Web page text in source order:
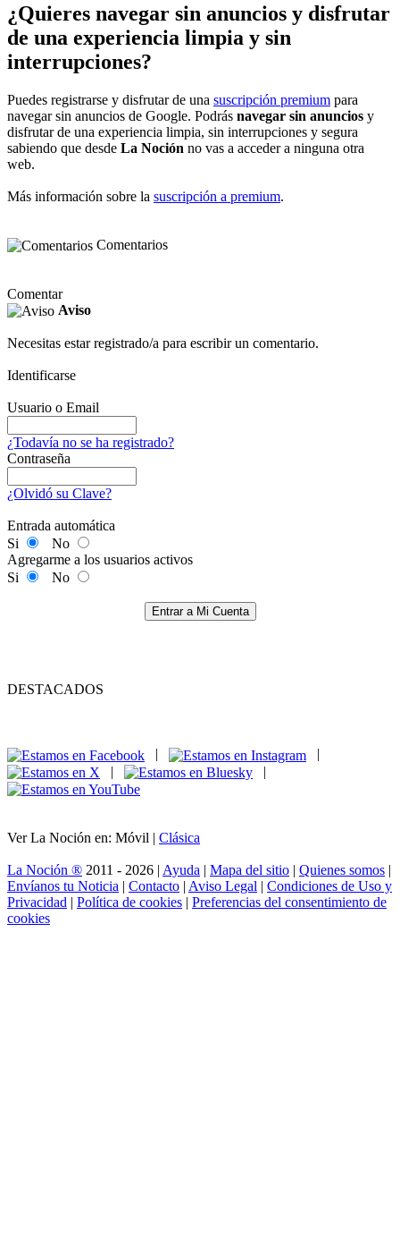
¿Quieres navegar sin anuncios y disfrutar
de una experiencia limpia y sin
interrupciones?
Puedes registrarse y disfrutar de una suscripción premium para
navegar sin anuncios de Google. Podrás navegar sin anuncios y
disfrutar de una experiencia limpia, sin interrupciones y segura
sabiendo que desde La Noción no vas a acceder a ninguna otra
web.
Más información sobre la suscripción a premium.
Comentarios
Comentar
Aviso
Necesitas estar registrado/a para escribir un comentario.
Identificarse
Usuario o Email
¿Todavía no se ha registrado?
Contraseña
¿Olvidó su Clave?
Entrada automática
Si
No
Agregarme a los usuarios activos
Si
No
Entrar a Mi Cuenta
DESTACADOS
|
|
Ver La Noción en: Móvil | Clásica
La Noción ® 2011 - 2026 | Ayuda | Mapa del sitio | Quienes somos |
Envíanos tu Noticia | Contacto | Aviso Legal | Condiciones de Uso y
Privacidad | Política de cookies | Preferencias del consentimiento de
cookies